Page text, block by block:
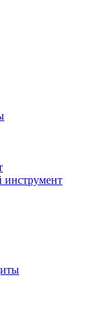
инструмент